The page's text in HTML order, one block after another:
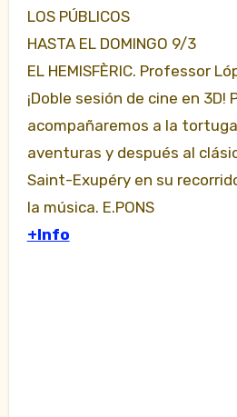
LOS PÚBLICOS
HASTA EL DOMINGO 9/3
EL HEMISFÈRIC. Professor
¡Doble sesión de cine en 3D!
acompañaremos a la
aventuras y después al
Saint-Exupéry en su
la música. E.PONS
+Info